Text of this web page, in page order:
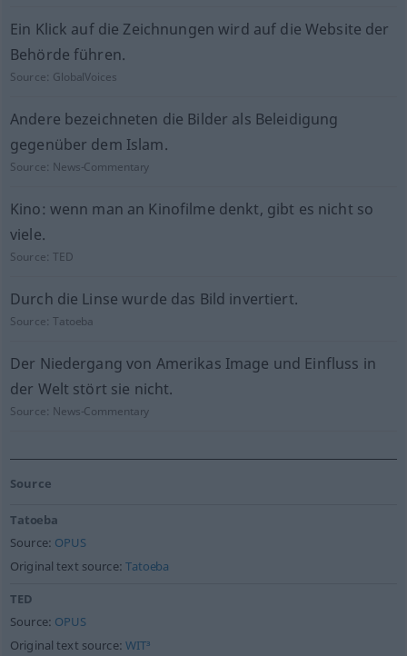
Ein Klick auf die Zeichnungen wird auf die Website der
Behörde führen.
Source: GlobalVoices
Andere bezeichneten die Bilder als Beleidigung
gegenüber dem Islam.
Source: News-Commentary
Kino: wenn man an Kinofilme denkt, gibt es nicht so
viele.
Source:TED
Durch die Linse wurde das Bild invertiert.
Source:Tatoeba
Der Niedergang von Amerikas Image und Einfluss in
der Welt stört sie nicht.
Source: News-Commentary
Source
Tatoeba
Source: OPUS
Original text source:Tatoeba
TED
Source: OPUS
Original text source:WIT³